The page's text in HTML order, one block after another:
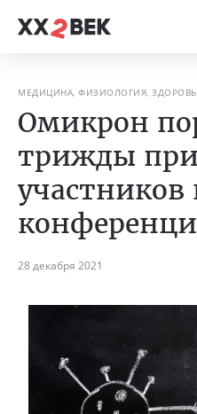
МЕДИЦИНА, ФИЗИОЛОГИЯ,
Омикрон
трижды
участников
28 декабря 2021